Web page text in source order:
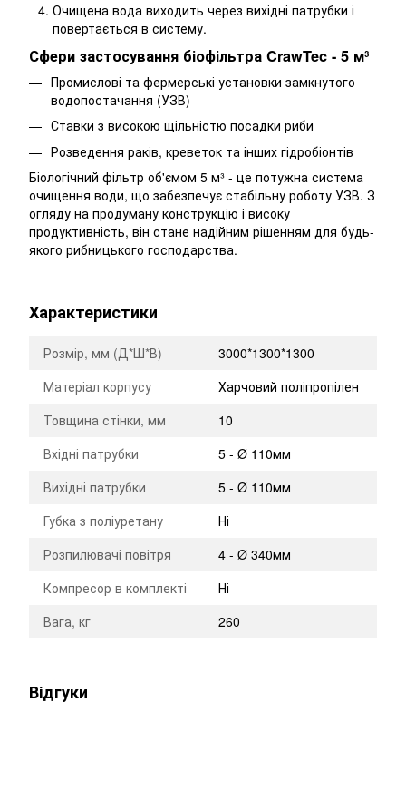
Очищена вода виходить через вихідні патрубки і
повертається в систему.
Сфери застосування біофільтра CrawTec - 5 м³
Промислові та фермерські установки замкнутого
водопостачання (УЗВ)
Ставки з високою щільністю посадки риби
Розведення раків, креветок та інших гідробіонтів
Біологічний фільтр об'ємом 5 м³ - це потужна система
очищення води, що забезпечує стабільну роботу УЗВ. З
огляду на продуману конструкцію і високу
продуктивність, він стане надійним рішенням для будь-
якого рибницького господарства.
Характеристики
Розмір, мм (Д*Ш*В)
3000*1300*1300
Матеріал корпусу
Харчовий поліпропілен
Товщина стінки, мм
10
Вхідні патрубки
5 - Ø 110мм
Вихідні патрубки
5 - Ø 110мм
Губка з поліуретану
Ні
Розпилювачі повітря
4 - Ø 340мм
Компресор в комплекті
Ні
Вага, кг
260
Відгуки